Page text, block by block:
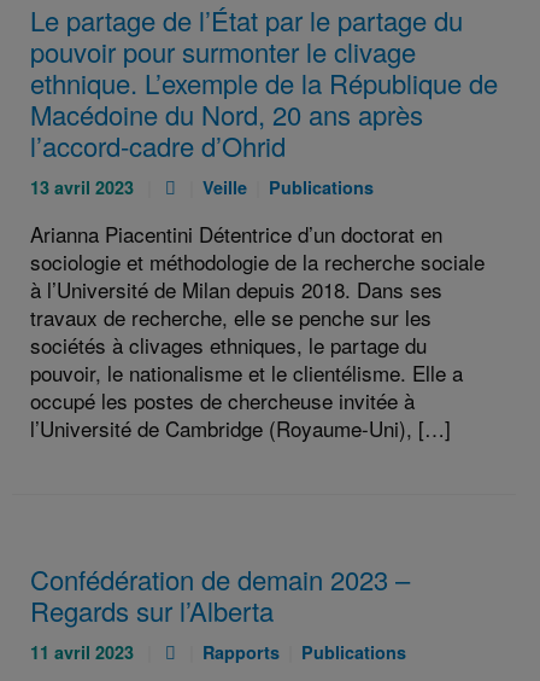
Le partage de l’État par le partage du
pouvoir pour surmonter le clivage
ethnique. L’exemple de la République de
Macédoine du Nord, 20 ans après
l’accord-cadre d’Ohrid
Publié
:
13 avril 2023
Pièce
:
Catégories
Veille
Catégories
Publications
Arianna Piacentini Détentrice d’un doctorat en
sociologie et méthodologie de la recherche sociale
à l’Université de Milan depuis 2018. Dans ses
travaux de recherche, elle se penche sur les
sociétés à clivages ethniques, le partage du
pouvoir, le nationalisme et le clientélisme. Elle a
occupé les postes de chercheuse invitée à
l’Université de Cambridge (Royaume-Uni), […]
Confédération de demain 2023 –
Regards sur l’Alberta
Publié
11 avril 2023
PièceCatégories
Rapports
Catégories
Publications